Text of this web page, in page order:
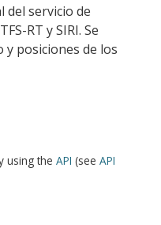
del servicio de
RT y SIRI. Se
y posiciones de los
using the API (see API